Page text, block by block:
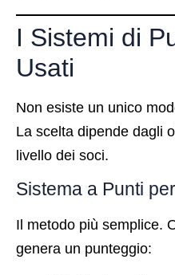
I Sistemi di
Usati
Non esiste un unico
La scelta dipende dagli
livello dei soci.
Sistema a Punti
Il metodo più semplice.
genera un punteggio: